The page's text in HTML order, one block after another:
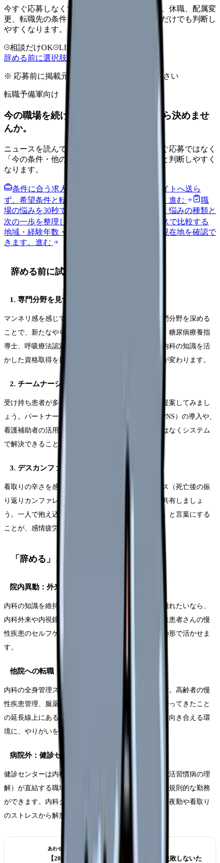
今すぐ応募しなくても大丈夫です。退職時期、休職、配属変
更、転職先の条件を第三者に整理してもらうだけでも判断し
やすくなります。
相談だけOK LINE相談OK
辞める前に選択肢を確認する
※ 応募前に掲載元の最新情報を確認してください
転職予備軍向け
今の職場を続けるか、条件を比べてから決めませ
んか。
ニュースを読んで不安が強くなった時は、すぐ応募ではなく
「今の条件・他の選択肢・相談先」を分けると判断しやすく
なります。
条件に合う求人通知を受け取る
外部転職サイトへ送ら
ず、希望条件と転職時期を自社で預かります。 進む
職
場の悩みを30秒で診断
辞めるべきか迷う前に、悩みの種類と
次の一歩を整理します。
給料コンパスで比較する
地域・経験年数・施設形態から、今の給料の現在地を確認で
きます。 進む
辞める前に試すべき3つのこと
1. 専門分野を見つけて深掘りする
マンネリ感を感じているなら、内科の中で一つの専門分野を深める
ことで、新たなやりがいが見つかることがあります。糖尿病療養指
導士、呼吸療法認定士、緩和ケア認定看護師など、内科の知識を活
かした資格取得を目指すことで、日常業務の見え方が変わります。
2. チームナーシングの改善を提案する
受け持ち患者が多すぎるなら、看護方式の見直しを提案してみまし
ょう。パートナーシップ・ナーシング・システム（PNS）の導入や、
看護補助者の活用範囲の拡大など、個人の頑張りではなくシステム
で解決できることがあります。
3. デスカンファレンスに積極的に参加する
看取りの辛さを感じているなら、デスカンファレンス（死亡後の振
り返りカンファレンス）に参加し、チームで感情を共有しましょ
う。一人で抱え込まず、「辛かった」「悲しかった」と言葉にする
ことが、感情疲労を蓄積させないための第一歩です。
「辞める」と決めた場合の次の選択肢
院内異動：外来や検査部門へ
内科の知識を維持しつつ、看取りの辛さや夜勤から離れたいなら、
内科外来や内視鏡室への異動が選択肢です。外来では患者さんの慢
性疾患のセルフケア支援に関われ、内科の知識を別の形で活かせま
す。
他院への転職：在宅医療・訪問看護
内科の全身管理スキルは訪問看護で最も重宝されます。高齢者の慢
性疾患管理、服薬指導、生活指導など、内科病棟でやってきたこと
の延長線上にある業務が中心です。1対1で患者さんと向き合える環
境に、やりがいを取り戻す方も多いです。
病院外：健診センター・クリニック
健診センターは内科の基礎知識（検査値の読み方、生活習慣病の理
解）が直結する職場です。看取りはなく、日勤のみの規則的な勤務
ができます。内科クリニックも同様に、病棟のような夜勤や看取り
のストレスから解放されます。
あわせて読みたい
【2026年版】看護師転職の完全ガイド｜失敗しないた